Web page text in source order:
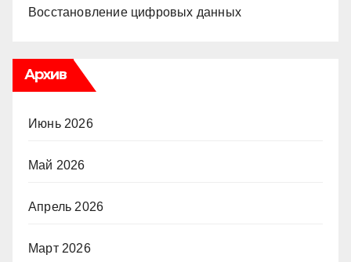
Восстановление цифровых данных
Архив
Июнь 2026
Май 2026
Апрель 2026
Март 2026